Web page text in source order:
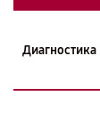
Диагностика